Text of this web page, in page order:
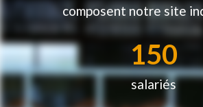
composent notre site
salariés
150